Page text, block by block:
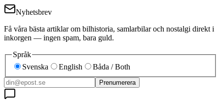
Nyhetsbrev
Få våra bästa artiklar om bilhistoria, samlarbilar och nostalgi direkt i
inkorgen — ingen spam, bara guld.
Språk
Svenska
English Båda / Both
Prenumerera